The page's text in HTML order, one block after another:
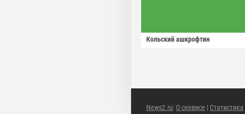
Кольский ашкрофтин
News2.ru: О сервисе | Статистика